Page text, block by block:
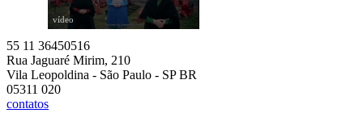
vídeo
55 11 36450516
Rua Jaguaré Mirim, 210
Vila Leopoldina - São Paulo - SP BR
05311 020
contatos